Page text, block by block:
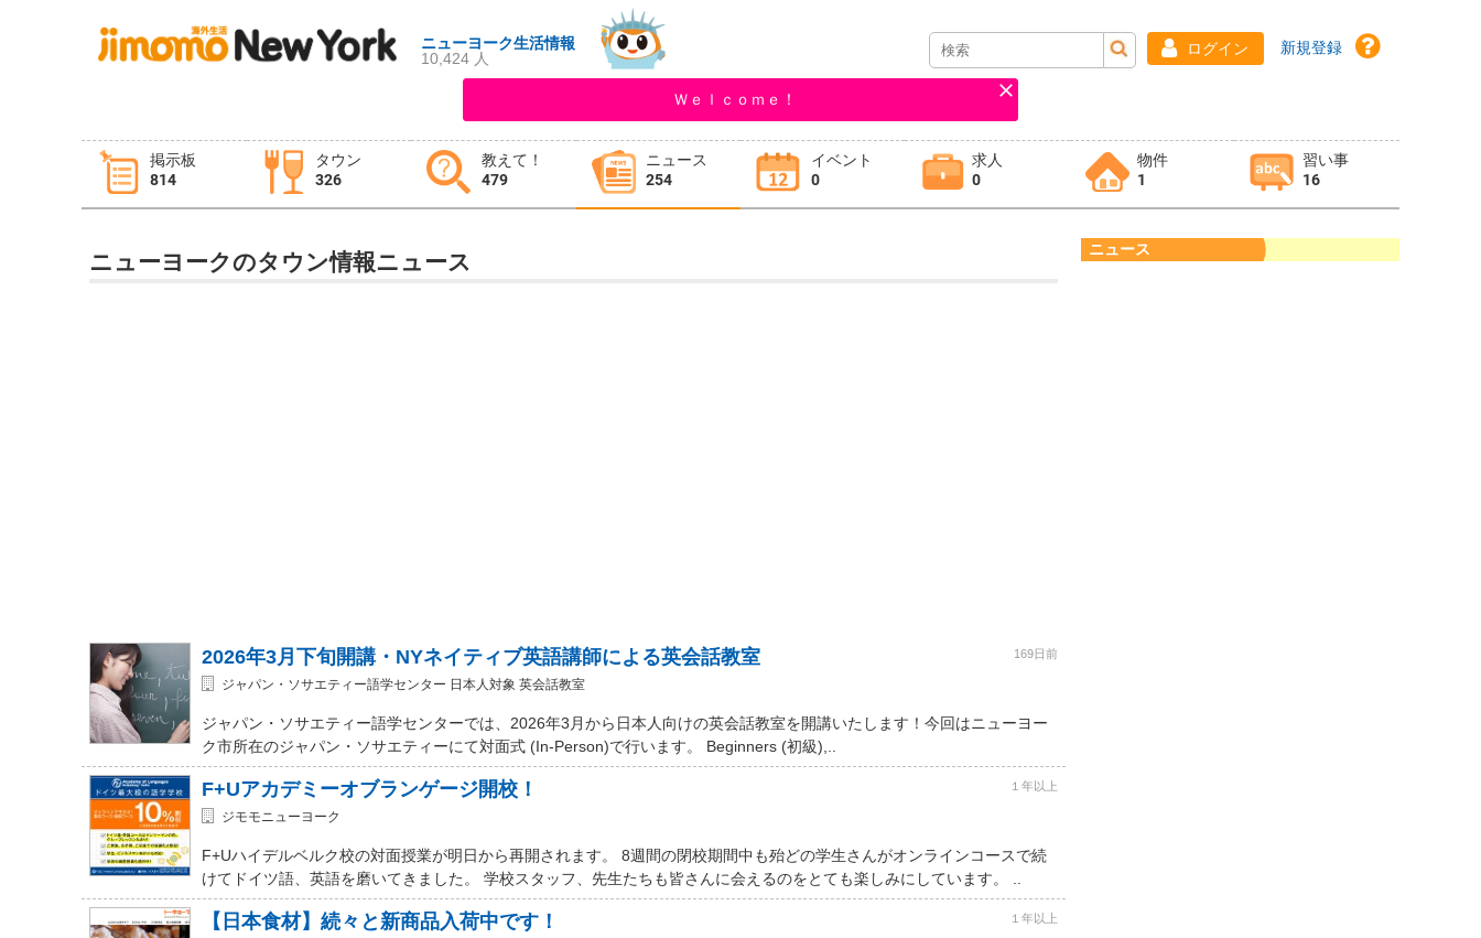
ニューヨーク生活情報
10,424 人
ログイン 新規登録
Ｗｅｌｃｏｍｅ！
掲示板
814
タウン
326
教えて！
479
ニュース
254
イベント
0
求人
0
物件
1
習い事
16
タウン情報
イベント 求人
ニューヨークのタウン情報ニュース
2026年3月下旬開講・NYネイティブ英語講師による英会話教室 169日前
ジャパン・ソサエティー語学センター 日本人対象 英会話教室
ジャパン・ソサエティー語学センターでは、2026年3月から日本人向けの英会話教室を開講いたします！今回はニューヨー
ク市所在のジャパン・ソサエティーにて対面式 (In-Person)で行います。 Beginners (初級),..
F+Uアカデミーオブランゲージ開校！ １年以上
ジモモニューヨーク
F+Uハイデルベルク校の対面授業が明日から再開されます。 8週間の閉校期間中も殆どの学生さんがオンラインコースで続
けてドイツ語、英語を磨いてきました。 学校スタッフ、先生たちも皆さんに会えるのをとても楽しみにしています。 ..
【日本食材】続々と新商品入荷中です！ １年以上
ニュース